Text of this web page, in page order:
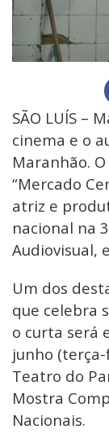
SÃO LUÍS –
cinema e o
Maranhão.
“Mercado
atriz e
nacional na
Audiovisual,
Um dos
que celebra
o curta será
junho
Teatro do
Mostra
Nacionais.